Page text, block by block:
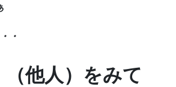
・
他人）をみて